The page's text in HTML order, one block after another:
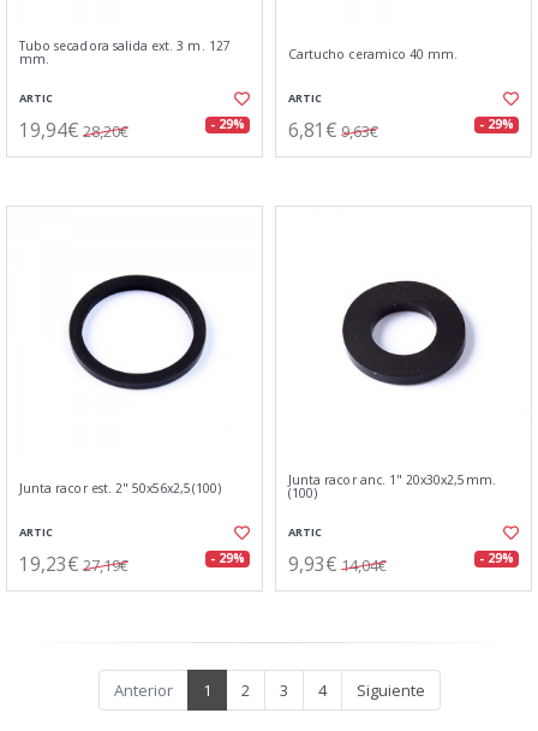
Tubo secadora salida ext. 3 m. 127
mm.
ARTIC
19,94€ 28,20€ - 29%
Cartucho ceramico 40 mm.
ARTIC
6,81€ 9,63€ - 29%
Junta racor est. 2" 50x56x2,5(100)
ARTIC
19,23€ 27,19€ - 29%
Junta racor anc. 1" 20x30x2,5mm.
(100)
ARTIC
9,93€ 14,04€ - 29%
Anterior 1 2 3 4 Siguiente